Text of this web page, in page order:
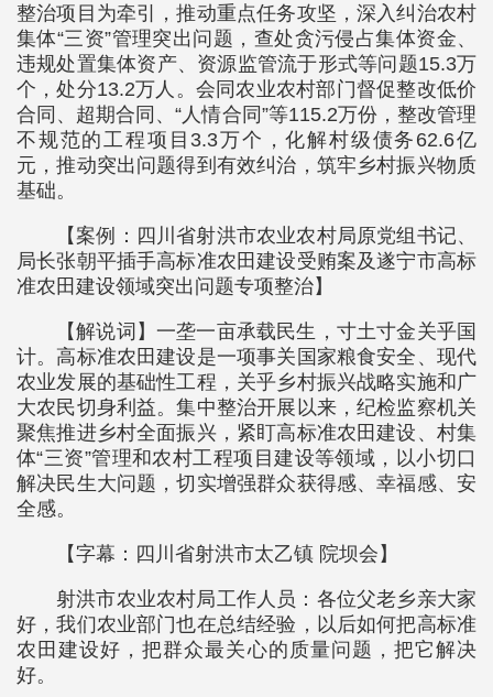
整治项目为牵引，推动重点任务攻坚，深入纠治农村
集体“三资”管理突出问题，查处贪污侵占集体资金、
违规处置集体资产、资源监管流于形式等问题15.3万
个，处分13.2万人。会同农业农村部门督促整改低价
合同、超期合同、“人情合同”等115.2万份，整改管理
不规范的工程项目3.3万个，化解村级债务62.6亿
元，推动突出问题得到有效纠治，筑牢乡村振兴物质
基础。
【案例：四川省射洪市农业农村局原党组书记、
局长张朝平插手高标准农田建设受贿案及遂宁市高标
准农田建设领域突出问题专项整治】
【解说词】一垄一亩承载民生，寸土寸金关乎国
计。高标准农田建设是一项事关国家粮食安全、现代
农业发展的基础性工程，关乎乡村振兴战略实施和广
大农民切身利益。集中整治开展以来，纪检监察机关
聚焦推进乡村全面振兴，紧盯高标准农田建设、村集
体“三资”管理和农村工程项目建设等领域，以小切口
解决民生大问题，切实增强群众获得感、幸福感、安
全感。
【字幕：四川省射洪市太乙镇 院坝会】
射洪市农业农村局工作人员：各位父老乡亲大家
好，我们农业部门也在总结经验，以后如何把高标准
农田建设好，把群众最关心的质量问题，把它解决
好。